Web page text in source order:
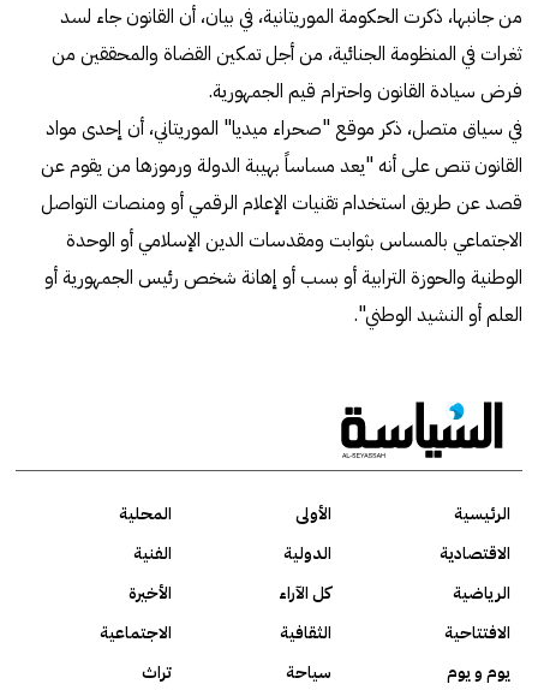
من جانبها، ذكرت الحكومة الموريتانية، في بيان، أن القانون جاء لسد
ثغرات في المنظومة الجنائية، من أجل تمكين القضاة والمحققين من
فرض سيادة القانون واحترام قيم الجمهورية.
في سياق متصل، ذكر موقع "صحراء ميديا" الموريتاني، أن إحدى مواد
القانون تنص على أنه "يعد مساساً بهيبة الدولة ورموزها من يقوم عن
قصد عن طريق استخدام تقنيات الإعلام الرقمي أو ومنصات التواصل
الاجتماعي بالمساس بثوابت ومقدسات الدين الإسلامي أو الوحدة
الوطنية والحوزة الترابية أو بسب أو إهانة شخص رئيس الجمهورية أو
العلم أو النشيد الوطني".
الرئيسية الأولى
المحلية
الاقتصادية
الدولية
الفنية
الرياضية
كل الآراء
الأخيرة
الافتتاحية
الثقافية
الاجتماعية
يوم و يوم
سياحة تراث